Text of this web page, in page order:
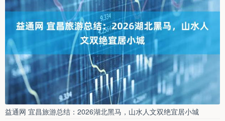
益通网 宜昌旅游总结：2026湖北黑马，山水人文双绝宜居小城